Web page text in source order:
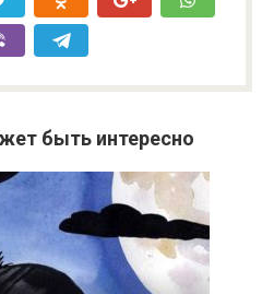
быть интересно